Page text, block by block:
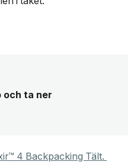
och ta ner
4 Backpacking Tält.